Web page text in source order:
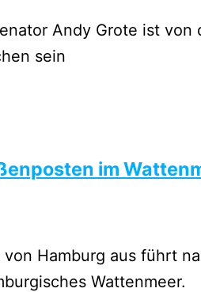
Andy Grote ist
sein
im
Hamburg aus führt
Wattenmeer.